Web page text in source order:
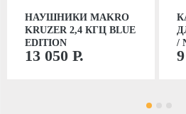
НАУШНИКИ MAKRO
KRUZER 2,4 КГЦ BLUE
EDITION
13 050 Р.
/